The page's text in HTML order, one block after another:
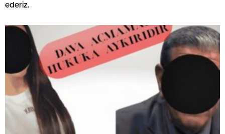
ederiz.